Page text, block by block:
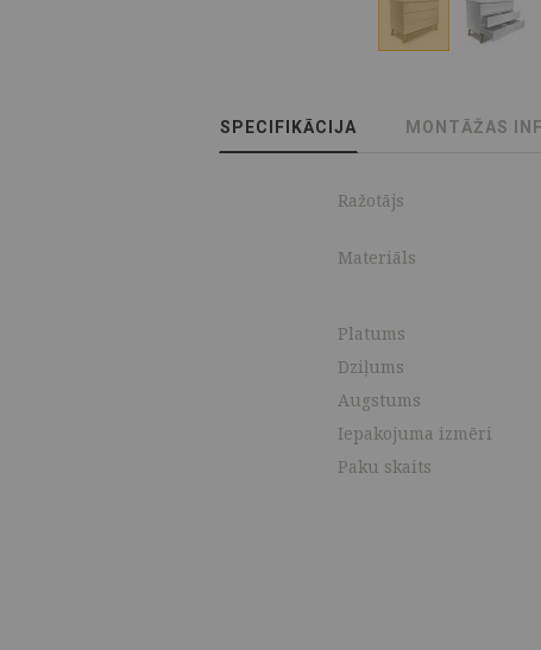
SPECIFIKĀCIJA MONTĀŽAS
Ražotājs
Materiāls
Platums
Dziļums
Augstums
Iepakojuma izmēri
Paku skaits